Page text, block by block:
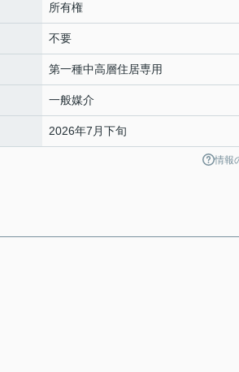
所有権
不要
第一種中高層住居専用
一般媒介
2026年7月下旬
情報